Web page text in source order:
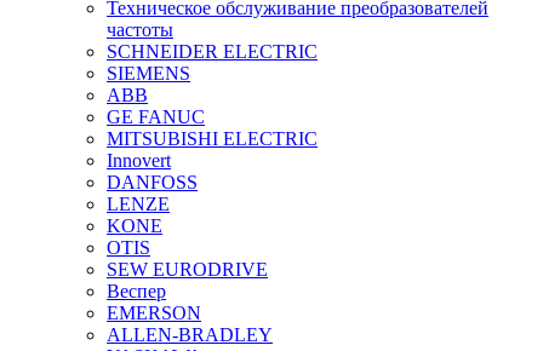
Техническое обслуживание преобразователей
частоты
SCHNEIDER ELECTRIC
SIEMENS
ABB
GE FANUC
MITSUBISHI ELECTRIC
Innovert
DANFOSS
LENZE
KONE
OTIS
SEW EURODRIVE
Веспер
EMERSON
ALLEN-BRADLEY